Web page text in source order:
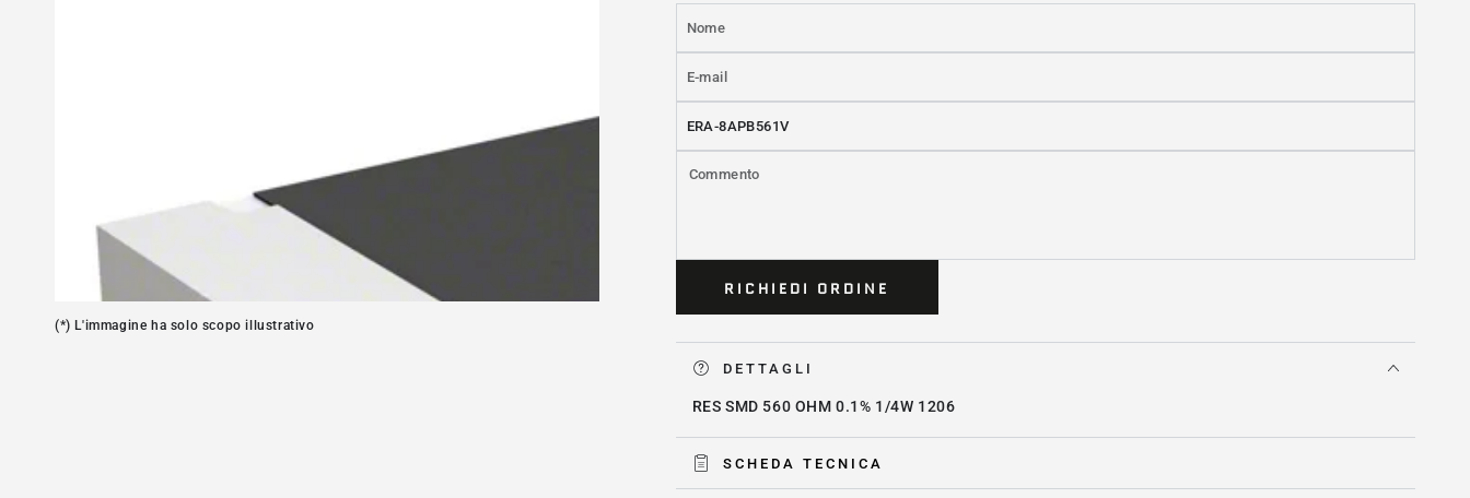
(*) L'immagine ha solo scopo illustrativo
mail
Commento
RICHIEDI ORDINE
DETTAGLI
RES SMD 560 OHM 0.1% 1/4W 1206
SCHEDA TECNICA